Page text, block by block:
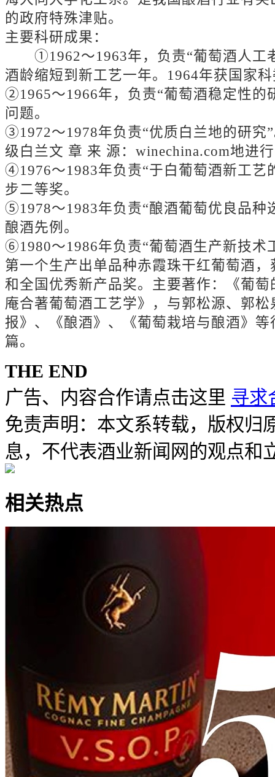
的政府特殊津贴。
主要科研成果：
①1962～1963年，负责“葡萄酒人工
酒龄缩短到新工艺一年。1964年获国家
②1965～1966年，负责“葡萄酒稳定性的
问题。
③1972～1978年负责“优质白兰地的研究
级白兰文 章 来 源：winechina.com地进
④1976～1983年负责“于白葡萄酒新工艺
步二等奖。
⑤1978～1983年负责“酿酒葡萄优良品种
酿酒先例。
⑥1980～1986年负责“葡萄酒生产新技术
第一个生产出单品种赤霞珠干红葡萄酒
和全国优秀新产品奖。主要著作：《葡
庵合著葡萄酒工艺学》，与郭松源、郭
报》、《酿酒》、《葡萄栽培与酿酒》
篇。
THE END
广告、内容合作请点击这里 寻求
免责声明：本文系转载，版权归
息，不代表酒业新闻网的观点和
相关热点